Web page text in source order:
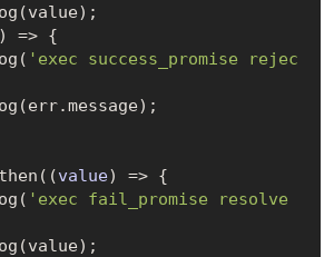
=> {
'exec success_promise rejec
(value) => {
'exec fail_promise resolve